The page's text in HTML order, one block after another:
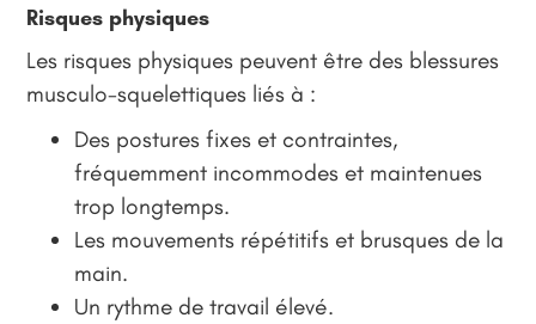
Risques physiques
Les risques physiques peuvent être des blessures
musculo-squelettiques liés à :
Des postures fixes et contraintes,
fréquemment incommodes et maintenues
trop longtemps.
Les mouvements répétitifs et brusques de la
main.
Un rythme de travail élevé.